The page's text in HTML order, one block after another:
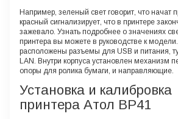
Например, зеленый свет говорит, что начат
красный сигнализирует, что в принтере
зажевало. Узнать подробнее о значениях
принтера вы можете в руководстве к
расположены разъемы для USB и питания,
LAN. Внутри корпуса установлен механизм
опоры для ролика бумаги, и направляющие.
Установка и калибровка
принтера Атол BP41